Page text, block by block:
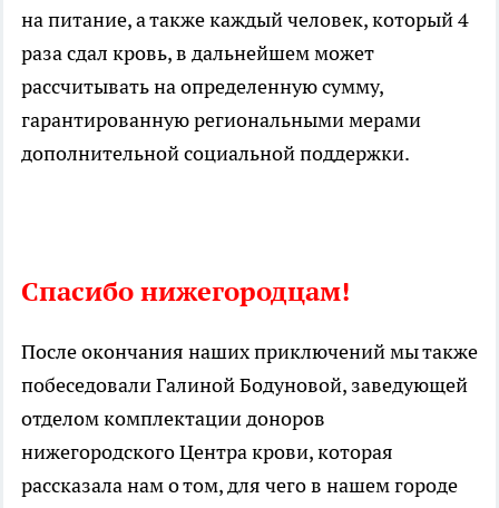
на питание, а также каждый человек, который 4
раза сдал кровь, в дальнейшем может
рассчитывать на определенную сумму,
гарантированную региональными мерами
дополнительной социальной поддержки.
Спасибо нижегородцам!
После окончания наших приключений мы также
побеседовали Галиной Бодуновой, заведующей
отделом комплектации доноров
нижегородского Центра крови, которая
рассказала нам о том, для чего в нашем городе